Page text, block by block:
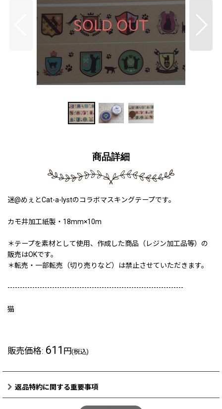
商品詳細
迷@めぇとCat-a-lystのコラボマスキングテープです。
カモ井加工紙製・18mm×10m
＊テープを素材として使用、作成した商品（レジン加工品等）の
販売はOKです。
＊転売・一部転売（切り売りなど）は禁止させていただきます。
-----------------------------------------------------------------------
猫
販売価格: 611 円(税込)
返品特約に関する重要事項